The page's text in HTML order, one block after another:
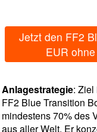
Jetzt den FF2
EUR
Anlagestrategie:
FF2 Blue Transition
mindestens 70% des
aus aller Welt. Er